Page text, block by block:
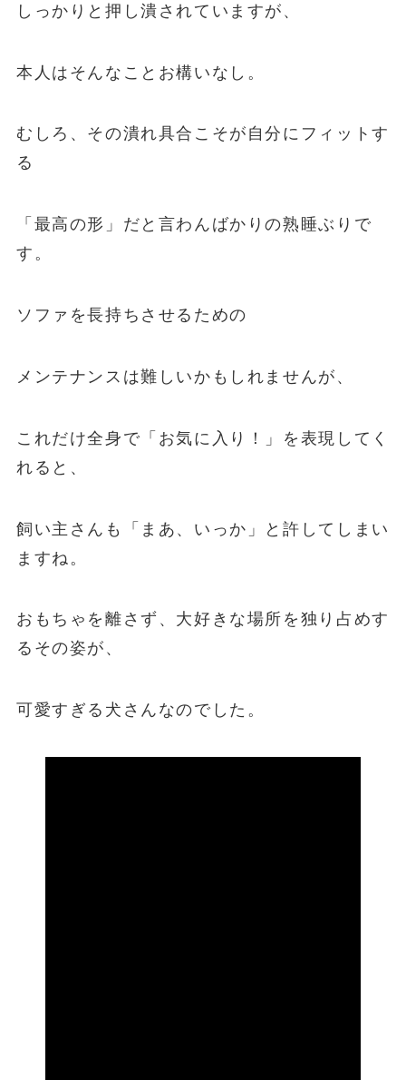
しっかりと押し潰されていますが、
本人はそんなことお構いなし。
むしろ、その潰れ具合こそが自分にフィットす
る
「最高の形」だと言わんばかりの熟睡ぶりで
す。
ソファを長持ちさせるための
メンテナンスは難しいかもしれませんが、
これだけ全身で「お気に入り！」を表現してく
れると、
飼い主さんも「まあ、いっか」と許してしまい
ますね。
おもちゃを離さず、大好きな場所を独り占めす
るその姿が、
可愛すぎる犬さんなのでした。